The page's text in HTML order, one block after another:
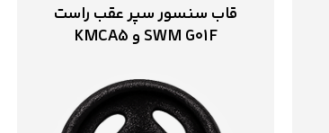
قاب سنسور سپر عقب راست
SWM G01F و KMCA5